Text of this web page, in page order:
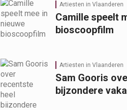
Artiesten in Vlaanderen
Camille speelt
bioscoopfilm
Artiesten in Vlaanderen
Sam Gooris
bijzondere